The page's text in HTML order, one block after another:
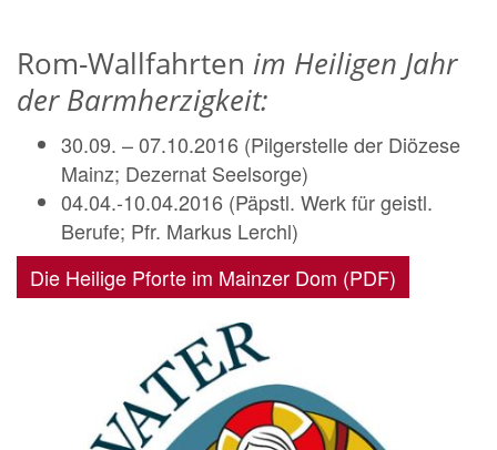
Rom-Wallfahrten im Heiligen Jahr
der Barmherzigkeit:
30.09. – 07.10.2016 (Pilgerstelle der Diözese
Mainz; Dezernat Seelsorge)
04.04.-10.04.2016 (Päpstl. Werk für geistl.
Berufe; Pfr. Markus Lerchl)
Die Heilige Pforte im Mainzer Dom (PDF)